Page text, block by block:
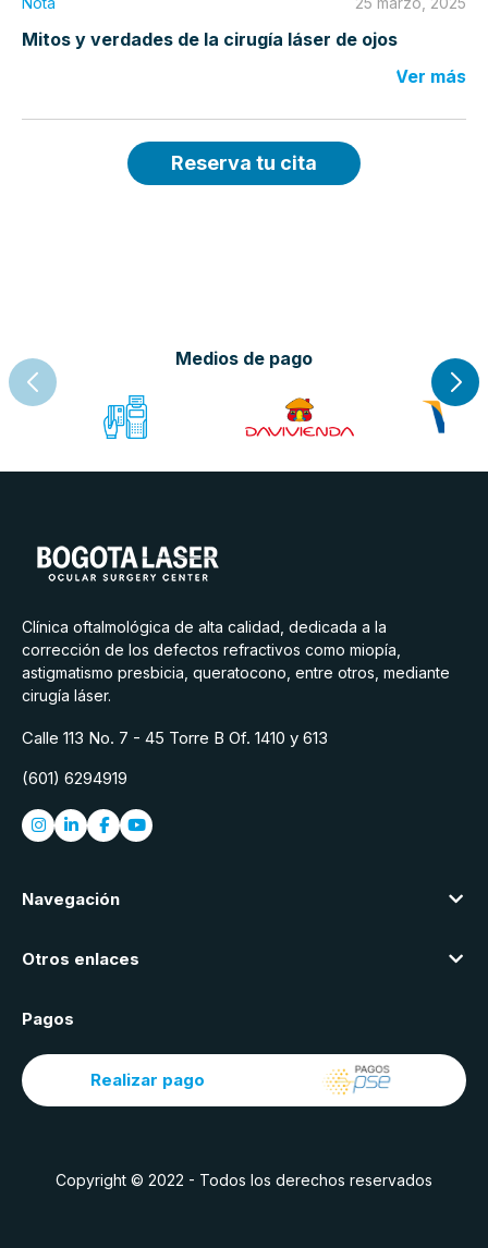
Mitos y verdades de la cirugía láser de ojos
Ver más
Reserva tu cita
Medios de pago
Clínica oftalmológica de alta calidad, dedicada a la
corrección de los defectos refractivos como miopía,
astigmatismo presbicia, queratocono, entre otros, mediante
cirugía láser.
Calle 113 No. 7 - 45 Torre B Of. 1410 y 613
(601) 6294919
Navegación
Otros enlaces
Pagos
Realizar pago
Copyright © 2022 - Todos los derechos reservados